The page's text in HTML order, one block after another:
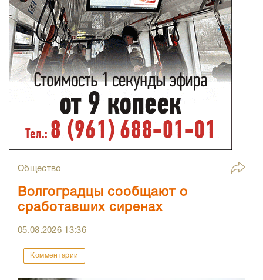
Общество
Волгоградцы сообщают о
сработавших сиренах
05.08.2026 13:36
Комментарии